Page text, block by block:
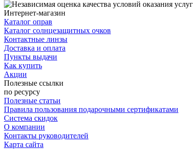
Интернет-магазин
Каталог оправ
Каталог солнцезащитных очков
Контактные линзы
Доставка и оплата
Пункты выдачи
Как купить
Акции
Полезные ссылки
по ресурсу
Полезные статьи
Правила пользования подарочными сертификатами
Система скидок
О компании
Контакты руководителей
Карта сайта